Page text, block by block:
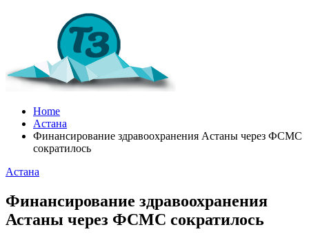
Home
Астана
Финансирование здравоохранения Астаны через ФСМС
сократилось
Астана
Финансирование здравоохранения
Астаны через ФСМС сократилось